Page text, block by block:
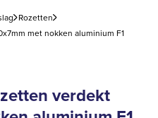
Rozetten
met nokken aluminium F1
verdekt